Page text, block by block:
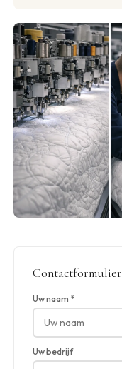
Contactformulier
Uw naam *
Uw bedrijf